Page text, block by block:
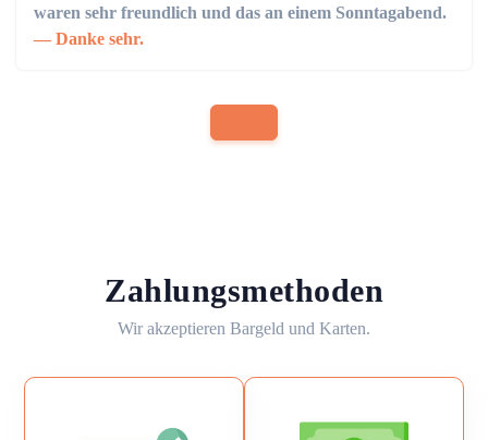
waren sehr freundlich und das an einem Sonntagabend.
Danke sehr.
Zahlungsmethoden
Wir akzeptieren Bargeld und Karten.